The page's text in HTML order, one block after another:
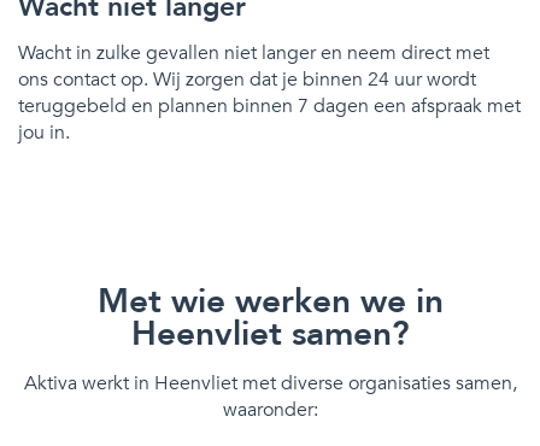
Wacht in zulke gevallen niet langer en neem direct met
ons contact op. Wij zorgen dat je binnen 24 uur wordt
teruggebeld en plannen binnen 7 dagen een afspraak met
jou in.
Met wie werken we in
Heenvliet samen?
Aktiva werkt in Heenvliet met diverse organisaties samen,
waaronder: